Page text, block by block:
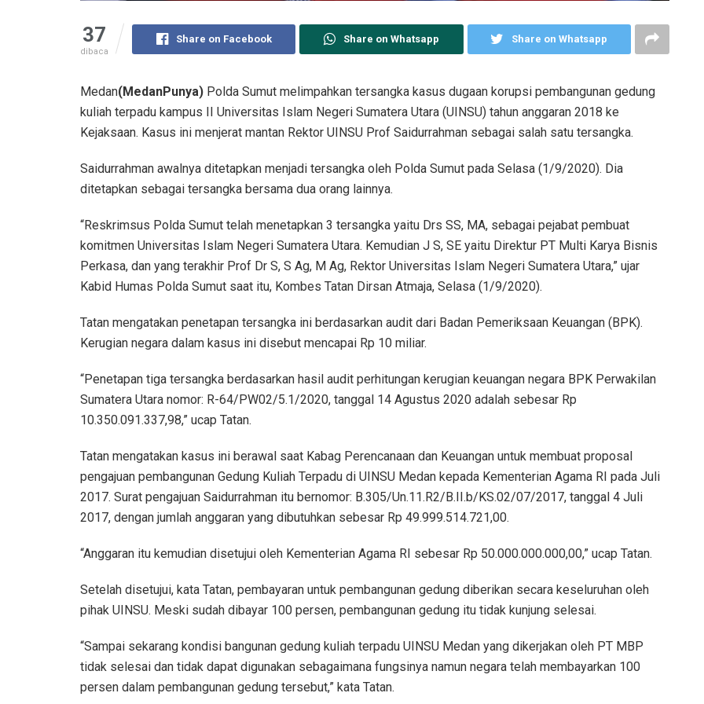
37
dibaca
Share on Facebook Share on Whatsapp Share on Whatsapp
Medan(MedanPunya) Polda Sumut melimpahkan tersangka kasus dugaan korupsi pembangunan gedung
kuliah terpadu kampus II Universitas Islam Negeri Sumatera Utara (UINSU) tahun anggaran 2018 ke
Kejaksaan. Kasus ini menjerat mantan Rektor UINSU Prof Saidurrahman sebagai salah satu tersangka.
Saidurrahman awalnya ditetapkan menjadi tersangka oleh Polda Sumut pada Selasa (1/9/2020). Dia
ditetapkan sebagai tersangka bersama dua orang lainnya.
“Reskrimsus Polda Sumut telah menetapkan 3 tersangka yaitu Drs SS, MA, sebagai pejabat pembuat
komitmen Universitas Islam Negeri Sumatera Utara. Kemudian J S, SE yaitu Direktur PT Multi Karya Bisnis
Perkasa, dan yang terakhir Prof Dr S, S Ag, M Ag, Rektor Universitas Islam Negeri Sumatera Utara,” ujar
Kabid Humas Polda Sumut saat itu, Kombes Tatan Dirsan Atmaja, Selasa (1/9/2020).
Tatan mengatakan penetapan tersangka ini berdasarkan audit dari Badan Pemeriksaan Keuangan (BPK).
Kerugian negara dalam kasus ini disebut mencapai Rp 10 miliar.
“Penetapan tiga tersangka berdasarkan hasil audit perhitungan kerugian keuangan negara BPK Perwakilan
Sumatera Utara nomor: R-64/PW02/5.1/2020, tanggal 14 Agustus 2020 adalah sebesar Rp
10.350.091.337,98,” ucap Tatan.
Tatan mengatakan kasus ini berawal saat Kabag Perencanaan dan Keuangan untuk membuat proposal
pengajuan pembangunan Gedung Kuliah Terpadu di UINSU Medan kepada Kementerian Agama RI pada Juli
2017. Surat pengajuan Saidurrahman itu bernomor: B.305/Un.11.R2/B.II.b/KS.02/07/2017, tanggal 4 Juli
2017, dengan jumlah anggaran yang dibutuhkan sebesar Rp 49.999.514.721,00.
“Anggaran itu kemudian disetujui oleh Kementerian Agama RI sebesar Rp 50.000.000.000,00,” ucap Tatan.
Setelah disetujui, kata Tatan, pembayaran untuk pembangunan gedung diberikan secara keseluruhan oleh
pihak UINSU. Meski sudah dibayar 100 persen, pembangunan gedung itu tidak kunjung selesai.
“Sampai sekarang kondisi bangunan gedung kuliah terpadu UINSU Medan yang dikerjakan oleh PT MBP
tidak selesai dan tidak dapat digunakan sebagaimana fungsinya namun negara telah membayarkan 100
persen dalam pembangunan gedung tersebut,” kata Tatan.